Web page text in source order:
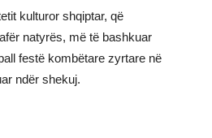
kulturor shqiptar, që
natyrës, më të bashkuar
festë kombëtare zyrtare në
ndër shekuj.